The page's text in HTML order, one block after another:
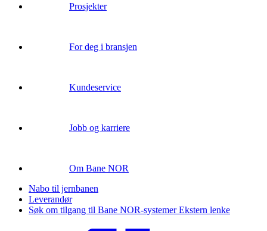
Prosjekter
For deg i bransjen
Kundeservice
Jobb og karriere
Om Bane NOR
Nabo til jernbanen
Leverandør
Søk om tilgang til Bane NOR-systemerEkstern lenke